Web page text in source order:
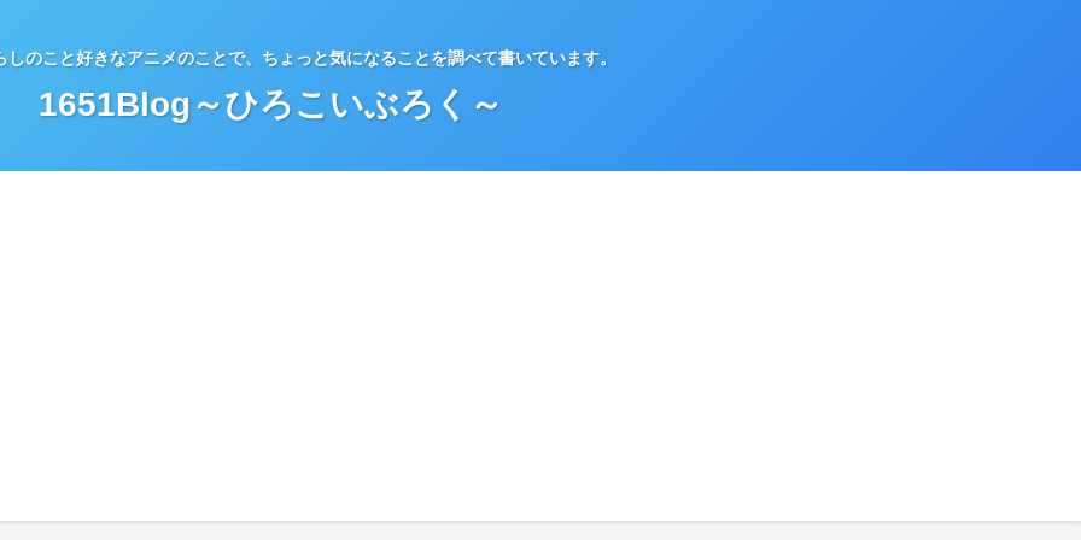
しのこと好きなアニメのことで、ちょっと気になることを調べて書いています。
1651Blog～ひろこいぶろく～